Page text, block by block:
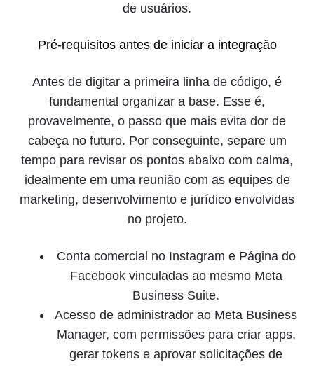
de usuários.
Pré-requisitos antes de iniciar a integração
Antes de digitar a primeira linha de código, é
fundamental organizar a base. Esse é,
provavelmente, o passo que mais evita dor de
cabeça no futuro. Por conseguinte, separe um
tempo para revisar os pontos abaixo com calma,
idealmente em uma reunião com as equipes de
marketing, desenvolvimento e jurídico envolvidas
no projeto.
Conta comercial no Instagram e Página do
Facebook vinculadas ao mesmo Meta
Business Suite.
Acesso de administrador ao Meta Business
Manager, com permissões para criar apps,
gerar tokens e aprovar solicitações de